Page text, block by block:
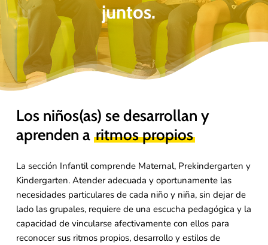
Juguemos
juntos.
Los niños(as) se desarrollan y
aprenden a ritmos propios
La sección Infantil comprende Maternal, Prekindergarten y
Kindergarten. Atender adecuada y oportunamente las
necesidades particulares de cada niño y niña, sin dejar de
lado las grupales, requiere de una escucha pedagógica y la
capacidad de vincularse afectivamente con ellos para
reconocer sus ritmos propios, desarrollo y estilos de